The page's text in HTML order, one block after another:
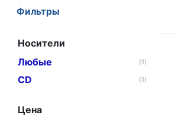
Фильтры
Носители
Любые
(1)
CD (1)
Цена